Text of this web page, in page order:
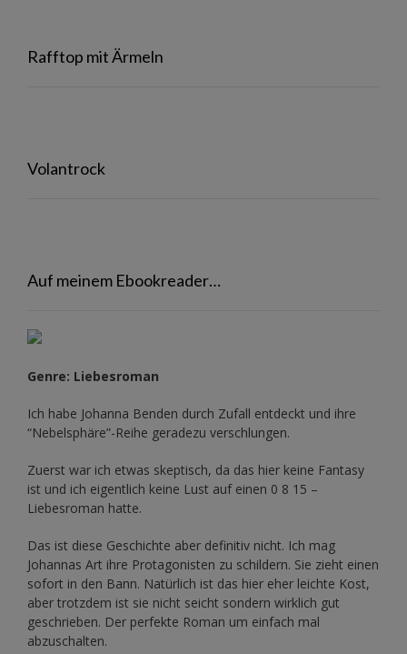
Rafftop mit Ärmeln
Volantrock
Auf meinem Ebookreader…
Genre: Liebesroman
Ich habe Johanna Benden durch Zufall entdeckt und ihre
“Nebelsphäre”-Reihe geradezu verschlungen.
Zuerst war ich etwas skeptisch, da das hier keine Fantasy
ist und ich eigentlich keine Lust auf einen 0 8 15 –
Liebesroman hatte.
Das ist diese Geschichte aber definitiv nicht. Ich mag
Johannas Art ihre Protagonisten zu schildern. Sie zieht einen
sofort in den Bann. Natürlich ist das hier eher leichte Kost,
aber trotzdem ist sie nicht seicht sondern wirklich gut
geschrieben. Der perfekte Roman um einfach mal
abzuschalten.